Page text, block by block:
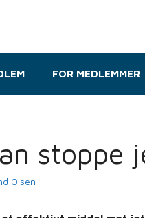
FOR MEDLEMMER
stoppe
Olsen